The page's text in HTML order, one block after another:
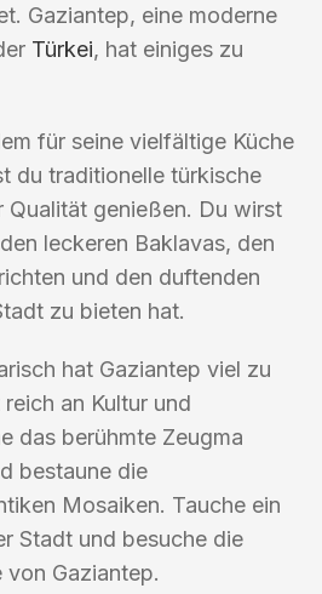
Gaziantep, eine moderne
Türkei, hat einiges zu
für seine vielfältige Küche
du traditionelle türkische
Qualität genießen. Du wirst
leckeren Baklavas, den
und den duftenden
zu bieten hat.
hat Gaziantep viel zu
an Kultur und
das berühmte Zeugma
bestaune die
Mosaiken. Tauche ein
Stadt und besuche die
von Gaziantep.